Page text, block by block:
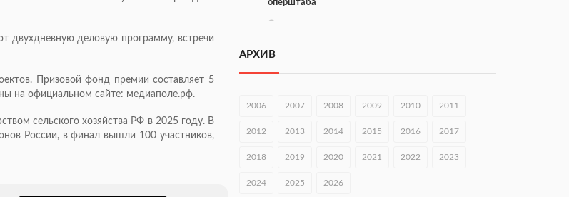
двухдневную деловую программу, встречи
Призовой фонд премии составляет 5
на официальном сайте: медиаполе.рф.
сельского хозяйства РФ в 2025 году. В
России, в финал вышли 100 участников,
оперштаба
В Чкаловске спустили на воду «Метеор-120Р»
07.08.2026 14:01
В Нижегородской области выбрали лучшего
07.08.2026 13:48
строителя
АРХИВ
2006 2007 2008 2009 2010 2011
2012 2013 2014 2015 2016 2017
2018 2019 2020 2021 2022 2023
2024 2025 2026